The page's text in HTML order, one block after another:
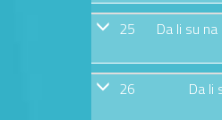
25
Da li su
26
Da li